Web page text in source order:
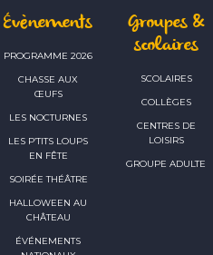
Évènements
PROGRAMME 2026
CHASSE AUX
ŒUFS
LES NOCTURNES
LES P’TITS LOUPS
EN FÊTE
SOIRÉE THÉÂTRE
HALLOWEEN AU
CHÂTEAU
ÉVÉNEMENTS
Groupes &
scolaires
SCOLAIRES
COLLÈGES
CENTRES DE
LOISIRS
GROUPE ADULTE